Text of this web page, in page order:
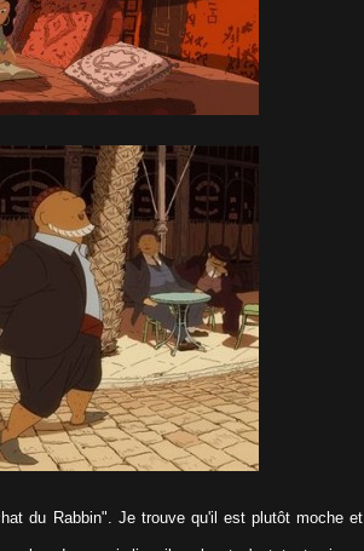
du Rabbin". Je trouve qu'il est plutôt moche et